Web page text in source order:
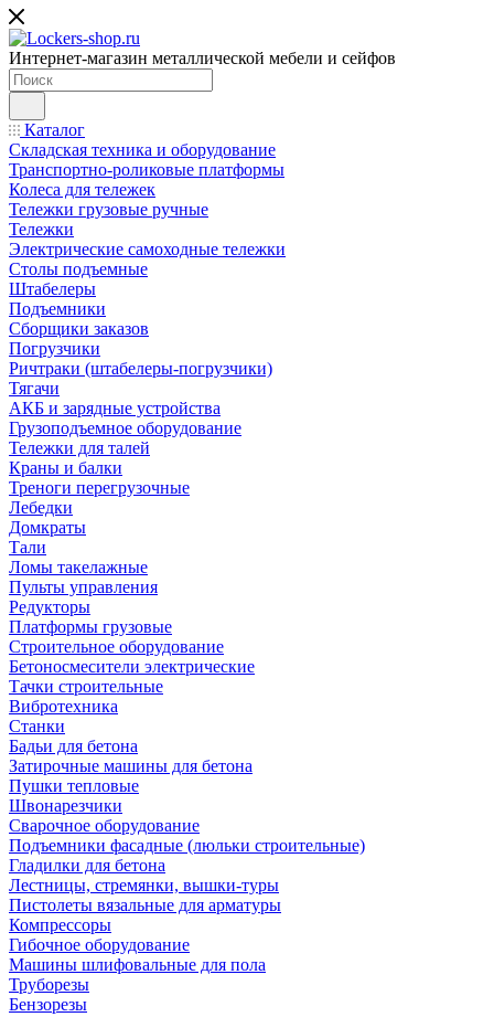
Интернет-магазин металлической мебели и сейфов
Каталог
Складская техника и оборудование
Транспортно-роликовые платформы
Колеса для тележек
Тележки грузовые ручные
Тележки
Электрические самоходные тележки
Столы подъемные
Штабелеры
Подъемники
Сборщики заказов
Погрузчики
Ричтраки (штабелеры-погрузчики)
Тягачи
АКБ и зарядные устройства
Грузоподъемное оборудование
Тележки для талей
Краны и балки
Треноги перегрузочные
Лебедки
Домкраты
Тали
Ломы такелажные
Пульты управления
Редукторы
Платформы грузовые
Строительное оборудование
Бетоносмесители электрические
Тачки строительные
Вибротехника
Станки
Бадьи для бетона
Затирочные машины для бетона
Пушки тепловые
Швонарезчики
Сварочное оборудование
Подъемники фасадные (люльки строительные)
Гладилки для бетона
Лестницы, стремянки, вышки-туры
Пистолеты вязальные для арматуры
Компрессоры
Гибочное оборудование
Машины шлифовальные для пола
Труборезы
Бензорезы